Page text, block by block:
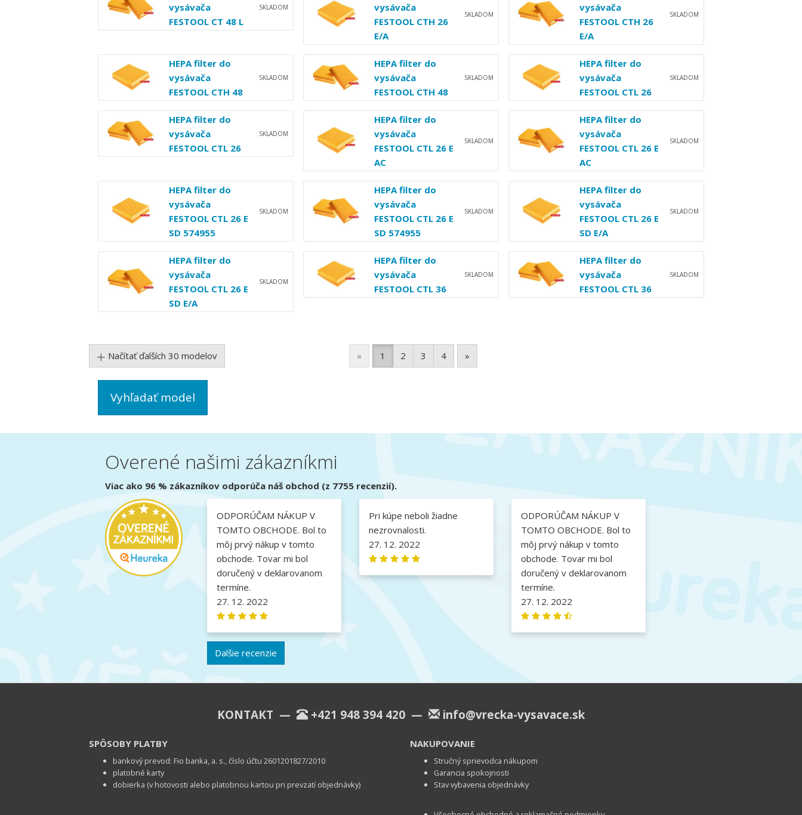
vysávača
FESTOOL CT 48 L
SKLADOM
vysávača
FESTOOL CTH 26
E/A
SKLADOM
vysávača
FESTOOL CTH 26
E/A
SKLADOM
HEPA filter do
vysávača
FESTOOL CTH 48
SKLADOM
HEPA filter do
vysávača
FESTOOL CTH 48
SKLADOM
HEPA filter do
vysávača
FESTOOL CTL 26
SKLADOM
HEPA filter do
vysávača
FESTOOL CTL 26
SKLADOM
HEPA filter do
vysávača
FESTOOL CTL 26 E
AC
SKLADOM
HEPA filter do
vysávača
FESTOOL CTL 26 E
AC
SKLADOM
HEPA filter do
vysávača
FESTOOL CTL 26 E
SD 574955
SKLADOM
HEPA filter do
vysávača
FESTOOL CTL 26 E
SD 574955
SKLADOM
HEPA filter do
vysávača
FESTOOL CTL 26 E
SD E/A
SKLADOM
HEPA filter do
vysávača
FESTOOL CTL 26 E
SD E/A
SKLADOM
HEPA filter do
vysávača
FESTOOL CTL 36
SKLADOM
HEPA filter do
vysávača
FESTOOL CTL 36
SKLADOM
Načítať ďalších 30 modelov « 1 2 3 4 »
Vyhľadať model
Overené našimi zákazníkmi
Viac ako 96 % zákazníkov odporúča náš obchod (z 7755 recenzií).
ODPORÚČAM NÁKUP V
TOMTO OBCHODE. Bol to
môj prvý nákup v tomto
obchode. Tovar mi bol
doručený v deklarovanom
termíne.
27. 12. 2022
Pri kúpe neboli žiadne
nezrovnalosti.
27. 12. 2022
ODPORÚČAM NÁKUP V
TOMTO OBCHODE. Bol to
môj prvý nákup v tomto
obchode. Tovar mi bol
doručený v deklarovanom
termíne.
27. 12. 2022
Dalšie recenzie
KONTAKT — +421 948 394 420 — info@vrecka-vysavace.sk
SPÔSOBY PLATBY
bankový prevod: Fio banka, a. s., číslo účtu 2601201827/2010
platobné karty
dobierka (v hotovosti alebo platobnou kartou pri prevzatí objednávky)
NAKUPOVANIE
Stručný sprievodca nákupom
Garancia spokojnosti
Stav vybavenia objednávky